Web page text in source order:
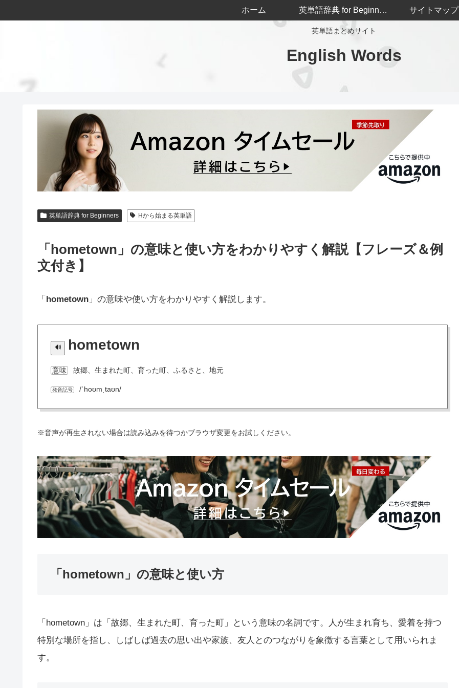
英単語まとめサイト
English Words
ホーム 英単語辞典 for Beginners サイトマップ
英単語辞典 for Beginners Hから始まる英単語
「hometown」の意味と使い方をわかりやすく解説【フレーズ＆例
文付き】
「 hometown 」の意味や使い方をわかりやすく解説します。
hometown
意味 故郷、生まれた町、育った町、ふるさと、地元
発音記号 /ˈhoʊmˌtaʊn/
※音声が再生されない場合は読み込みを待つかブラウザ変更をお試しください。
「hometown」の意味と使い方
「hometown」は「故郷、生まれた町、育った町」という意味の名詞です。人が生まれ育ち、愛着を持つ
特別な場所を指し、しばしば過去の思い出や家族、友人とのつながりを象徴する言葉として用いられま
す。